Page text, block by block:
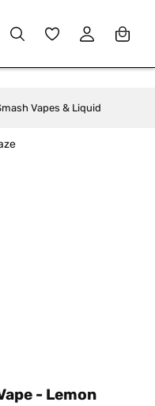
Du hast 0
Vapes & Liquid
- Lemon